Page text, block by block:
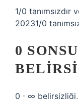
1/0 tanımsızdır
20231/0
0
0 ⋅ ∞